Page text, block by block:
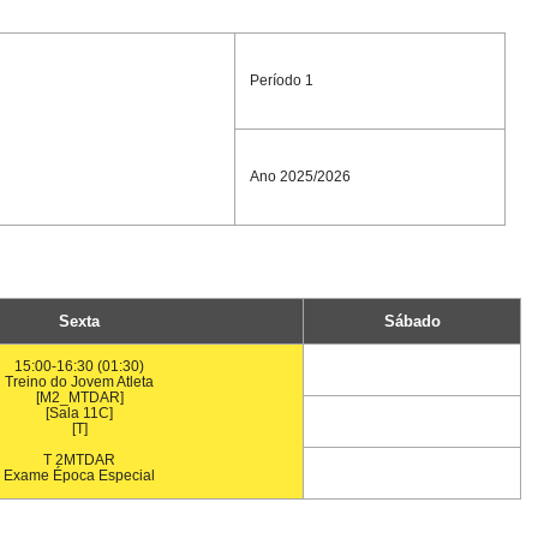
Período 1
Ano 2025/2026
Sexta Sábado
15:00-16:30 (01:30)
Treino do Jovem Atleta
[M2_MTDAR]
[Sala 11C]
[T]
T 2MTDAR
Exame Época Especial